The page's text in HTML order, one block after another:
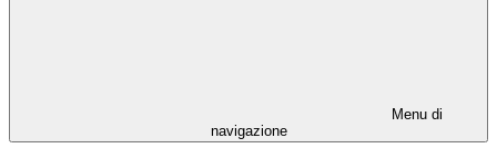
Menu di
navigazione